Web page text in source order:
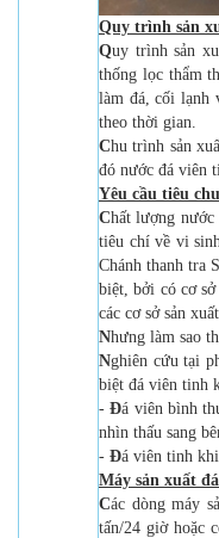
Quy trình sản
Quy trình sản
thống lọc thẩm
làm đá, cối lạnh
theo thời gian.
Chu trình sản
đó nước đá viên
Yêu cầu tiêu
Chất lượng nước
tiêu chí về vi
Chánh thanh tra
biệt, bởi có cơ
các cơ sở sản
Nhưng làm sao
Nghiên cứu tại
biệt đá viên tinh
-Đá viên bình
nhìn thấu sang
- Đá viên tinh
Máy sản xuất
Các dòng máy
tấn/24 giờ hoặc